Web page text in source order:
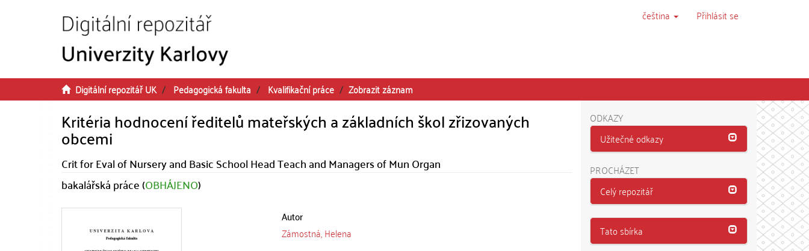
čeština Přihlásit se
Digitální repozitář UK Pedagogická fakulta Kvalifikační práce Zobrazit záznam
Kritéria hodnocení ředitelů mateřských a základních škol zřizovaných
obcemi
Crit for Eval of Nursery and Basic School Head Teach and Managers of Mun Organ
bakalářská práce (OBHÁJENO)
Autor
Zámostná, Helena
ODKAZY
Užitečné odkazy
PROCHÁZET
Celý repozitář
Tato sbírka